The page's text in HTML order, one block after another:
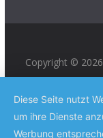
Copyright © 2026
Theme:
Diese Seite nutzt
um ihre Dienste
Werbung